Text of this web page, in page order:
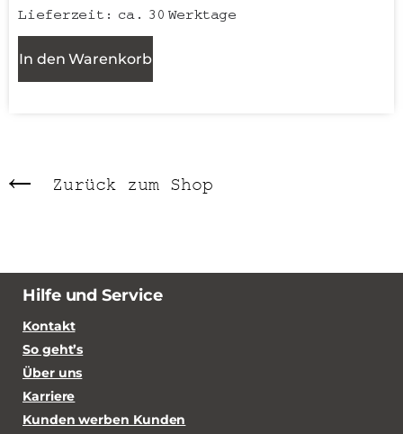
Lieferzeit: ca. 30 Werktage
In den Warenkorb
Zurück zum Shop
Hilfe und Service
Kontakt
So geht’s
Über uns
Karriere
Kunden werben Kunden